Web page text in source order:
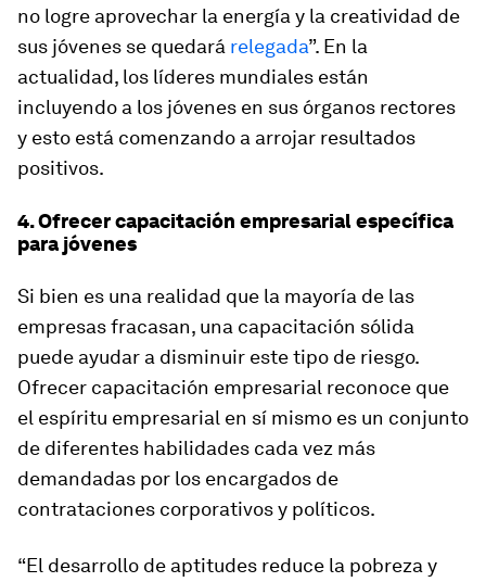
no logre aprovechar la energía y la creatividad de
sus jóvenes se quedará relegada”. En la
actualidad, los líderes mundiales están
incluyendo a los jóvenes en sus órganos rectores
y esto está comenzando a arrojar resultados
positivos.
4. Ofrecer capacitación empresarial específica
para jóvenes
Si bien es una realidad que la mayoría de las
empresas fracasan, una capacitación sólida
puede ayudar a disminuir este tipo de riesgo.
Ofrecer capacitación empresarial reconoce que
el espíritu empresarial en sí mismo es un conjunto
de diferentes habilidades cada vez más
demandadas por los encargados de
contrataciones corporativos y políticos.
“El desarrollo de aptitudes reduce la pobreza y